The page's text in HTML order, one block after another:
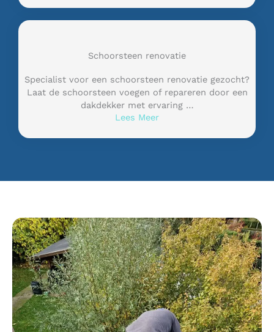
Schoorsteen renovatie
Specialist voor een schoorsteen renovatie gezocht?
Laat de schoorsteen voegen of repareren door een
dakdekker met ervaring …
Lees Meer